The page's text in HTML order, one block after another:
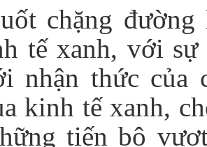
chặng
tế xanh, với
nhận thức của
kinh tế xanh,
tiến bộ